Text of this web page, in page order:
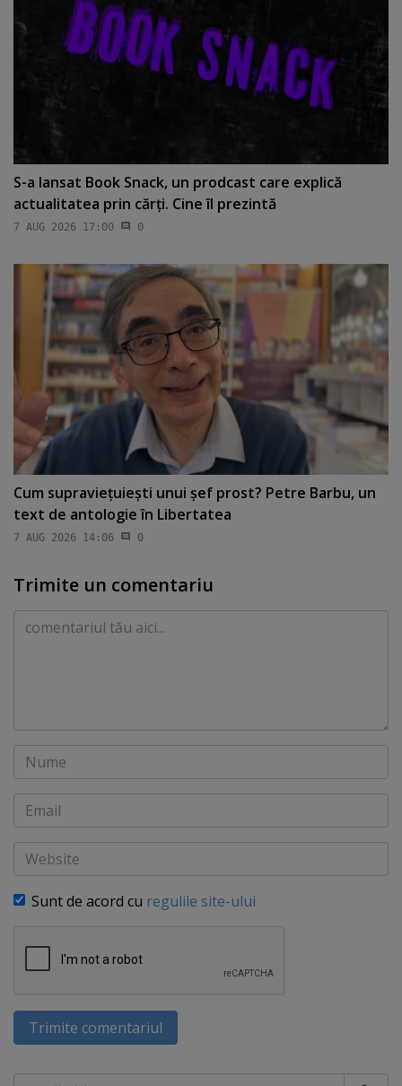
S-a lansat Book Snack, un prodcast care explică
actualitatea prin cărţi. Cine îl prezintă
7 AUG 2026 17:00 0
Cum supravieţuieşti unui şef prost? Petre Barbu, un
text de antologie în Libertatea
7 AUG 2026 14:06 0
Trimite un comentariu
Comentariu
Nume
Email
Website
Sunt de acord cu regulile site-ului
Trimite comentariul